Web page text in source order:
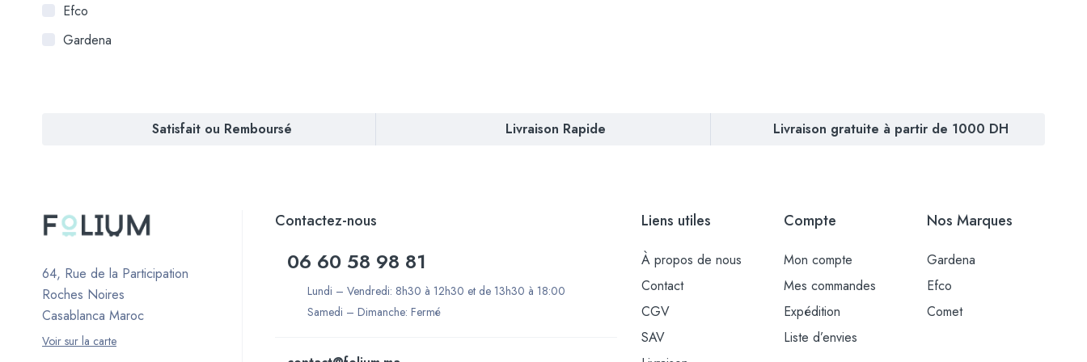
Efco
Gardena
Satisfait ou Remboursé Livraison Rapide Livraison gratuite à partir de 1000 DH
64, Rue de la Participation
Roches Noires
Casablanca Maroc
Voir sur la carte
Contactez-nous
06 60 58 98 81
Lundi – Vendredi: 8h30 à 12h30 et de 13h30 à 18:00
Samedi – Dimanche: Fermé
Liens utiles
À propos de nous
Contact
CGV
SAV
Compte
Mon compte
Mes commandes
Expédition
Liste d’envies
Nos Marques
Gardena
Efco
Comet